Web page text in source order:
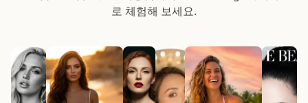
로 체험해 보세요.